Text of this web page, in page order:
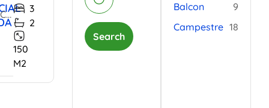
Carretera Dolores Hidalgo-San Miguel de Allende, San Miguel de Allende, Guanajuato, 37892, Mexico
3
2
150
M2
Search
Balcon
9
Campestre 18